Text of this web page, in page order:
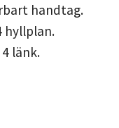
handtag.
hyllplan.
länk.